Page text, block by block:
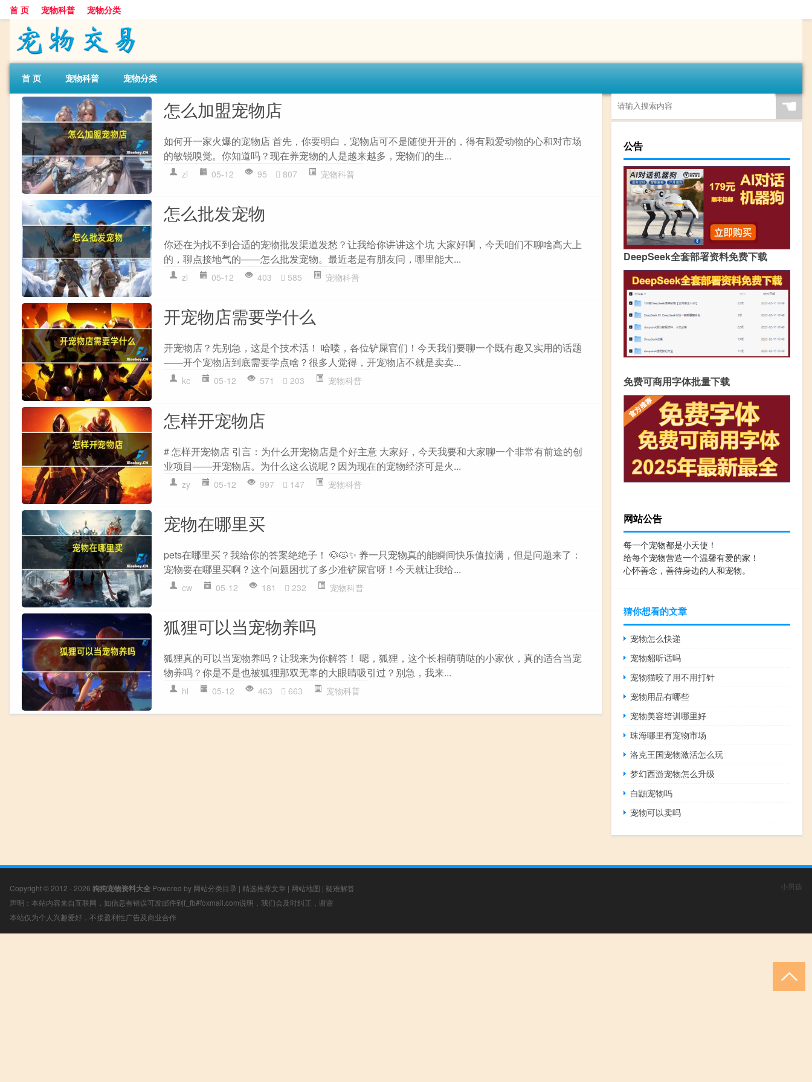
首 页 宠物科普 宠物分类
首 页 宠物科普 宠物分类
怎么加盟宠物店
如何开一家火爆的宠物店 首先，你要明白，宠物店可不是随便开开的，得有颗爱动物的心和对市场
的敏锐嗅觉。你知道吗？现在养宠物的人是越来越多，宠物们的生...
zl 05-12 95 807 宠物科普
怎么批发宠物
你还在为找不到合适的宠物批发渠道发愁？让我给你讲讲这个坑 大家好啊，今天咱们不聊啥高大上
的，聊点接地气的——怎么批发宠物。最近老是有朋友问，哪里能大...
zl 05-12 403 585 宠物科普
开宠物店需要学什么
开宠物店？先别急，这是个技术活！ 哈喽，各位铲屎官们！今天我们要聊一个既有趣又实用的话题
——开个宠物店到底需要学点啥？很多人觉得，开宠物店不就是卖卖...
kc 05-12 571 203 宠物科普
怎样开宠物店
# 怎样开宠物店 引言：为什么开宠物店是个好主意 大家好，今天我要和大家聊一个非常有前途的创
业项目——开宠物店。为什么这么说呢？因为现在的宠物经济可是火...
zy 05-12 997 147 宠物科普
宠物在哪里买
pets在哪里买？我给你的答案绝绝子！ 🐶🐱✨ 养一只宠物真的能瞬间快乐值拉满，但是问题来了：
宠物要在哪里买啊？这个问题困扰了多少准铲屎官呀！今天就让我给...
cw 05-12 181 232 宠物科普
狐狸可以当宠物养吗
狐狸真的可以当宠物养吗？让我来为你解答！ 嗯，狐狸，这个长相萌萌哒的小家伙，真的适合当宠
物养吗？你是不是也被狐狸那双无辜的大眼睛吸引过？别急，我来...
hl 05-12 463 663 宠物科普
☚
公告
DeepSeek全套部署资料免费下载
免费可商用字体批量下载
网站公告
每一个宠物都是小天使！
给每个宠物营造一个温馨有爱的家！
心怀善念，善待身边的人和宠物。
猜你想看的文章
宠物怎么快递
宠物貂听话吗
宠物猫咬了用不用打针
宠物用品有哪些
宠物美容培训哪里好
珠海哪里有宠物市场
洛克王国宠物激活怎么玩
梦幻西游宠物怎么升级
白鼬宠物吗
宠物可以卖吗
Copyright © 2012 - 2026 狗狗宠物资料大全 Powered by 网站分类目录 | 精选推荐文章 | 网站地图 | 疑难解答
声明：本站内容来自互联网，如信息有错误可发邮件到f_fb#foxmail.com说明，我们会及时纠正，谢谢
本站仅为个人兴趣爱好，不接盈利性广告及商业合作
小男孩